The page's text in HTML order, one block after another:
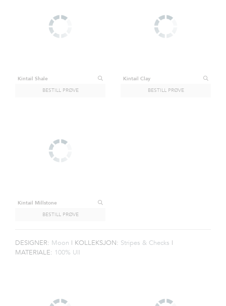
Kintail Shale Kintail Clay
Kintail Millstone
DESIGNER: Moon | KOLLEKSJON: Stripes & Checks |
MATERIALE: 100% Ull